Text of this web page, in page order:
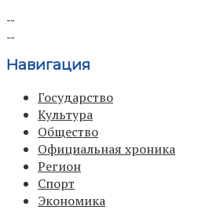
Навигация
Государство
Культура
Общество
Официальная хроника
Регион
Спорт
Экономика